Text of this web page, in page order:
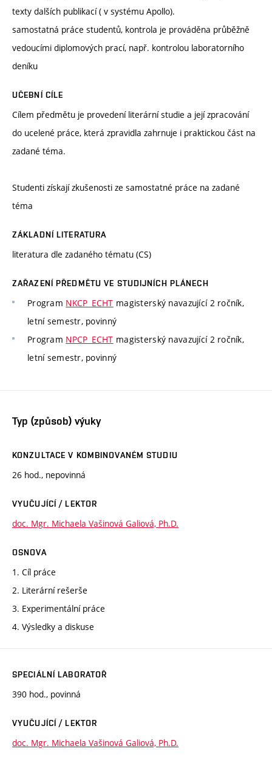
texty dalších publikací ( v systému Apollo).
samostatná práce studentů, kontrola je prováděna průběžně
vedoucími diplomových prací, např. kontrolou laboratorního
deníku
UČEBNÍ CÍLE
Cílem předmětu je provedení literární studie a její zpracování
do ucelené práce, která zpravidla zahrnuje i praktickou část na
zadané téma.
Studenti získají zkušenosti ze samostatné práce na zadané
téma
ZÁKLADNÍ LITERATURA
literatura dle zadaného tématu (CS)
ZAŘAZENÍ PŘEDMĚTU VE STUDIJNÍCH PLÁNECH
Program NKCP_ECHT magisterský navazující 2 ročník,
letní semestr, povinný
Program NPCP_ECHT magisterský navazující 2 ročník,
letní semestr, povinný
Typ (způsob) výuky
KONZULTACE V KOMBINOVANÉM STUDIU
26 hod., nepovinná
VYUČUJÍCÍ / LEKTOR
doc. Mgr. Michaela Vašinová Galiová, Ph.D.
OSNOVA
1. Cíl práce
2. Literární rešerše
3. Experimentální práce
4. Výsledky a diskuse
SPECIÁLNÍ LABORATOŘ
390 hod., povinná
VYUČUJÍCÍ / LEKTOR
doc. Mgr. Michaela Vašinová Galiová, Ph.D.